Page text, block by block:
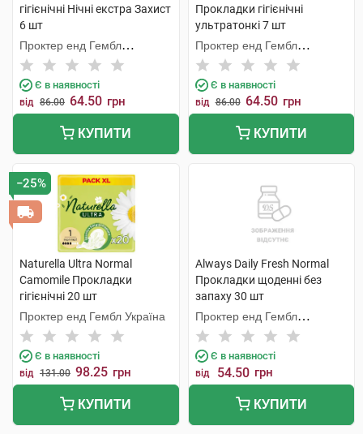
гігієнічні Нічні екстра Захист
6 шт
Проктер енд Гембл
Мануфекчурінг
Є в наявності
від 86.00 64.50 грн
КУПИТИ
Прокладки гігієнічні
ультратонкі 7 шт
Проктер енд Гембл
Мануфекчурінг
Є в наявності
від 86.00 64.50 грн
КУПИТИ
−25%
Naturella Ultra Normal
Camomile Прокладки
гігієнічні 20 шт
Проктер енд Гембл Україна
Є в наявності
від 131.00 98.25 грн
КУПИТИ
Always Daily Fresh Normal
Прокладки щоденні без
запаху 30 шт
Проктер енд Гембл
Мануфекчурінг
Є в наявності
від 54.50 грн
КУПИТИ